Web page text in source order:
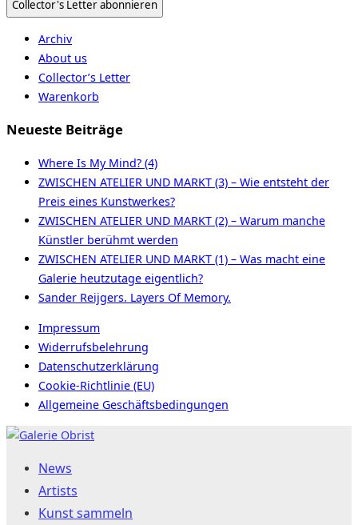
Archiv
About us
Collector’s Letter
Warenkorb
Neueste Beiträge
Where Is My Mind? (4)
ZWISCHEN ATELIER UND MARKT (3) – Wie entsteht der
Preis eines Kunstwerkes?
ZWISCHEN ATELIER UND MARKT (2) – Warum manche
Künstler berühmt werden
ZWISCHEN ATELIER UND MARKT (1) – Was macht eine
Galerie heutzutage eigentlich?
Sander Reijgers. Layers Of Memory.
Impressum
Widerrufsbelehrung
Datenschutzerklärung
Cookie-Richtlinie (EU)
Allgemeine Geschäftsbedingungen
Zum
springenNews
Artists
Kunst sammeln